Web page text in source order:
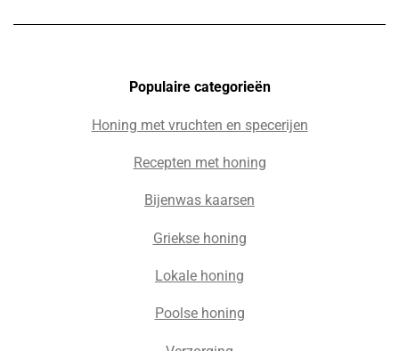
Populaire categorieën
Honing met vruchten en specerijen
Recepten met honing
Bijenwas kaarsen
Griekse honing
Lokale honing
Poolse honing